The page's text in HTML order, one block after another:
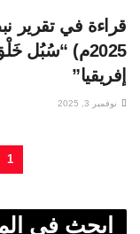
قراءة في تقرير
2025م)
إفريقيا”
نوفمبر 3, 2025
1
ابحث في